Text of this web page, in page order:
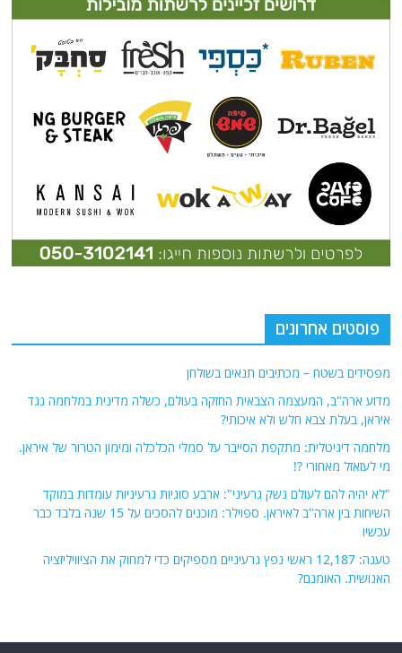
פוסטים אחרונים
מפסידים בשטח – מכתיבים תנאים בשולחן
מדוע ארה"ב, המעצמה הצבאית החזקה בעולם, כשלה מדינית במלחמה נגד
איראן, בעלת צבא חלש ולא איכותי?
מלחמה דיגיטלית: מתקפת הסייבר על סמלי הכלכלה ומימון הטרור של איראן.
מי לעזאזל מאחורי ?!
"לא יהיה להם לעולם נשק גרעיני": ארבע סוגיות גרעיניות עומדות במוקד
השיחות בין ארה"ב לאיראן. ספוילר: מוכנים להסכים על 15 שנה בלבד כבר
עכשיו
טענה: 12,187 ראשי נפץ גרעיניים מספיקים כדי למחוק את הציוויליזציה
האנושית. האומנם?